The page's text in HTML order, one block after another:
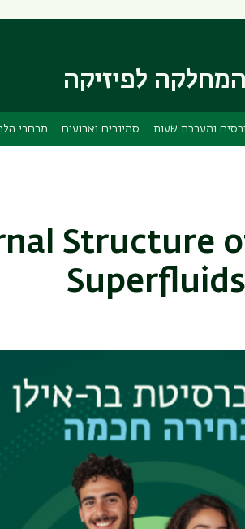
המחלקה לפיזיקה
ומערכת שעות סמינרים וארועים מרחבי
Structure
vortices are analogous to
by quantum numbers that
description is derived
-- which invokes the